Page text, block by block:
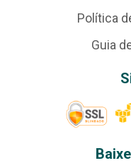
Política
Guia